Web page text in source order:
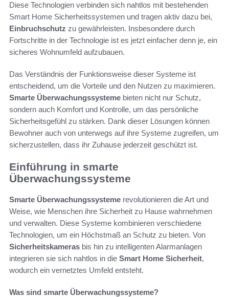
Diese Technologien verbinden sich nahtlos mit bestehenden
Smart Home Sicherheitssystemen und tragen aktiv dazu bei,
Einbruchschutz zu gewährleisten. Insbesondere durch
Fortschritte in der Technologie ist es jetzt einfacher denn je, ein
sicheres Wohnumfeld aufzubauen.
Das Verständnis der Funktionsweise dieser Systeme ist
entscheidend, um die Vorteile und den Nutzen zu maximieren.
Smarte Überwachungssysteme bieten nicht nur Schutz,
sondern auch Komfort und Kontrolle, um das persönliche
Sicherheitsgefühl zu stärken. Dank dieser Lösungen können
Bewohner auch von unterwegs auf ihre Systeme zugreifen, um
sicherzustellen, dass ihr Zuhause jederzeit geschützt ist.
Einführung in smarte
Überwachungssysteme
Smarte Überwachungssysteme revolutionieren die Art und
Weise, wie Menschen ihre Sicherheit zu Hause wahrnehmen
und verwalten. Diese Systeme kombinieren verschiedene
Technologien, um ein Höchstmaß an Schutz zu bieten. Von
Sicherheitskameras bis hin zu intelligenten Alarmanlagen
integrieren sie sich nahtlos in die Smart Home Sicherheit,
wodurch ein vernetztes Umfeld entsteht.
Was sind smarte Überwachungssysteme?